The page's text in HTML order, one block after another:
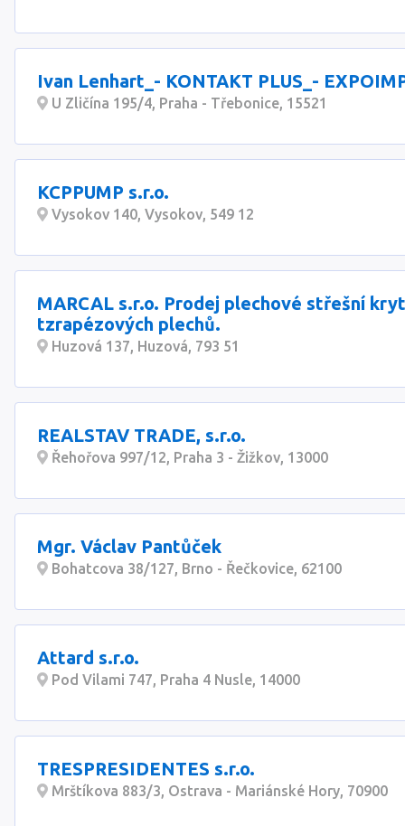
Ivan Lenhart_- KONTAKT PLUS_-
U Zličína 195/4, Praha - Třebonice, 15521
KCPPUMP s.r.o.
Vysokov 140, Vysokov, 549 12
MARCAL s.r.o. Prodej plechové střešní
tzrapézových plechů.
Huzová 137, Huzová, 793 51
REALSTAV TRADE, s.r.o.
Řehořova 997/12, Praha 3 - Žižkov, 13000
Mgr. Václav Pantůček
Bohatcova 38/127, Brno - Řečkovice, 62100
Attard s.r.o.
Pod Vilami 747, Praha 4 Nusle, 14000
TRESPRESIDENTES s.r.o.
Mrštíkova 883/3, Ostrava - Mariánské Hory, 70900